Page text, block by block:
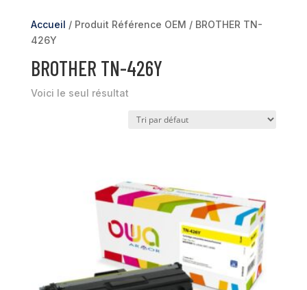
Accueil / Produit Référence OEM / BROTHER TN-
426Y
BROTHER TN-426Y
Voici le seul résultat